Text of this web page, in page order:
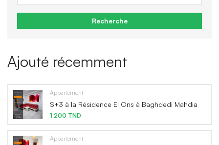
Recherche
Ajouté récemment
Appartement
S+3 à la Résidence El Ons à Baghdedi Mahdia
1,200 TND
Appartement